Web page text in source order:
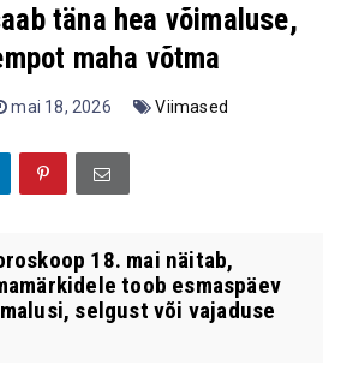
täna hea võimaluse,
maha võtma
mai 18, 2026 Viimased
18. mai näitab,
toob esmaspäev
selgust või vajaduse